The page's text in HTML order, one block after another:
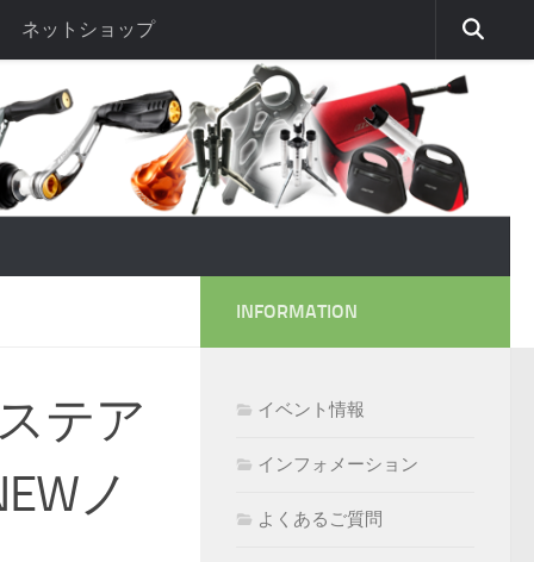
ネットショップ
テア
ノ
INFORMATION
イベント情報
インフォメーション
よくあるご質問